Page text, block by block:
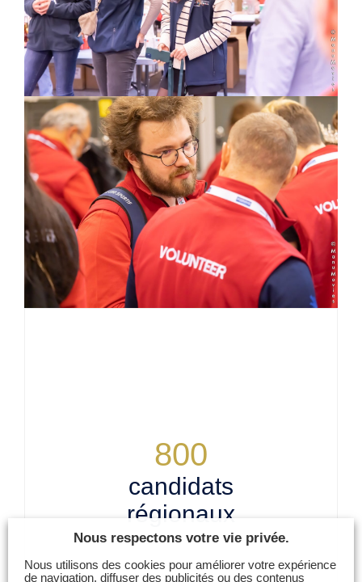
800
candidats
régionaux
Nous respectons votre vie privée.
Nous utilisons des cookies pour améliorer votre expérience
de navigation, diffuser des publicités ou des contenus